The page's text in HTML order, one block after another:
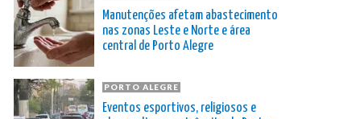
Manutenções afetam abastecimento
nas zonas Leste e Norte e área
central de Porto Alegre
PORTO ALEGRE
Eventos esportivos, religiosos e